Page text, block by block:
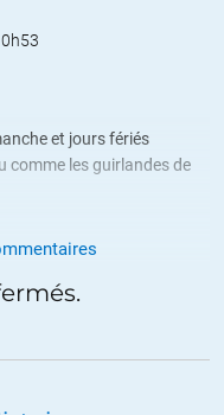
et jours fériés
comme les guirlandes de